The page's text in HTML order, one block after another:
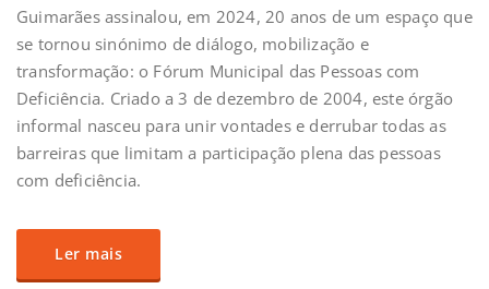
Guimarães assinalou, em 2024, 20 anos de um espaço que
se tornou sinónimo de diálogo, mobilização e
transformação: o Fórum Municipal das Pessoas com
Deficiência. Criado a 3 de dezembro de 2004, este órgão
informal nasceu para unir vontades e derrubar todas as
barreiras que limitam a participação plena das pessoas
com deficiência.
Ler mais